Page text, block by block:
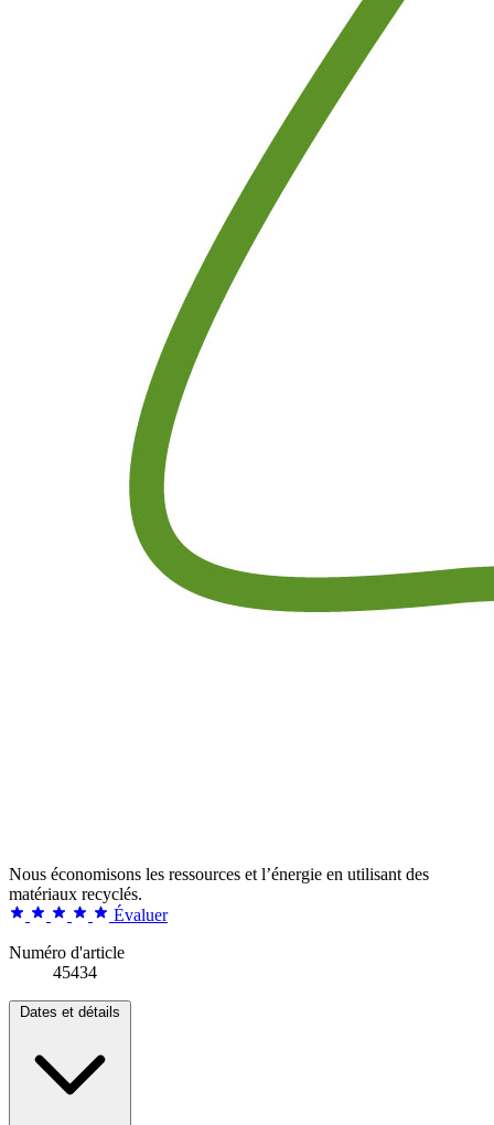
Nous économisons les ressources et l’énergie en utilisant des
matériaux recyclés.
Évaluer
Numéro d'article
45434
Dates et détails